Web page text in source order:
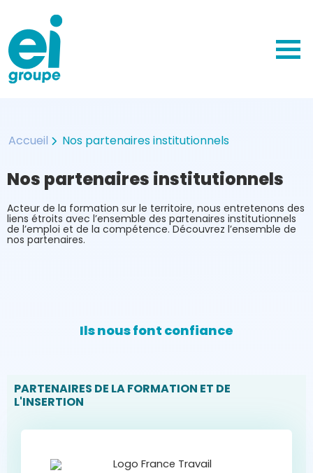
crèche
sanitaire et social
funéraire
logistique
sécurité incendie et sûreté
nettoyage et propreté
travail en hauteur
CACES®
premiers secours
santé et sécurité au travail
COMPLÉMENTS DE FORMATION
Nos partenaires institutionnels
Nos accréditations et labels
Nos méthodes pédagogiques
Nos centres de formation
Actualités
Nous rejoindre
Accueil Nos partenaires institutionnels
Nos partenaires institutionnels
Acteur de la formation sur le territoire, nous entretenons des
liens étroits avec l’ensemble des partenaires institutionnels
de l’emploi et de la compétence.Découvrez l’ensemble de
nos partenaires.
Ils nous font confiance
PARTENAIRES DE LA FORMATION ET DE
L'INSERTION